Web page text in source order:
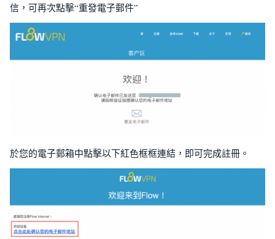
信，可再次點擊“重發電子郵件”
於您的電子郵箱中點擊以下紅色框框連結，即可完成註冊。